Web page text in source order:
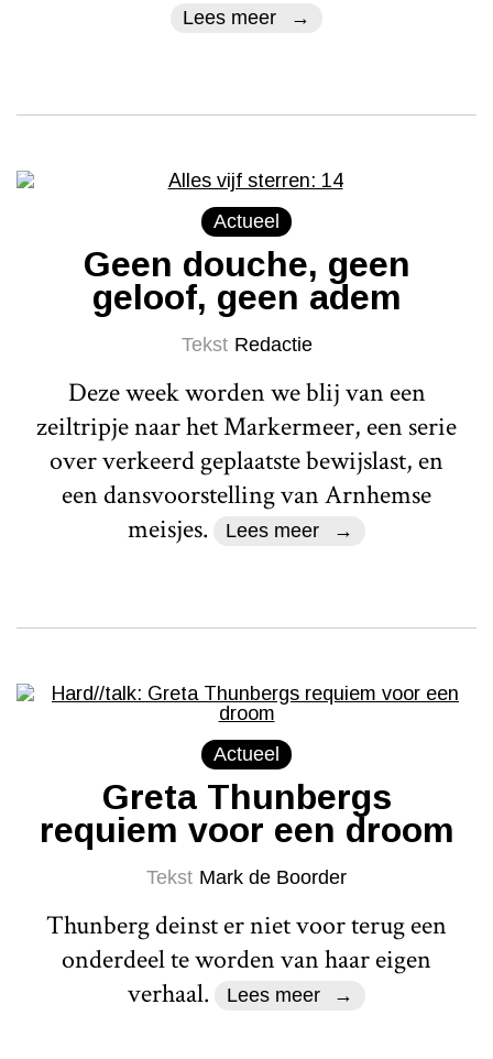
Lees meer
Actueel
Geen douche, geen
geloof, geen adem
Tekst Redactie
Deze week worden we blij van een
zeiltripje naar het Markermeer, een serie
over verkeerd geplaatste bewijslast, en
een dansvoorstelling van Arnhemse
meisjes.
Lees meer
Actueel
Greta Thunbergs
requiem voor een droom
Tekst Mark de Boorder
Thunberg deinst er niet voor terug een
onderdeel te worden van haar eigen
verhaal.
Lees meer